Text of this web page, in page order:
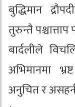
बुद्धिमान
तुरुन्तै
बार्दलीले
अभिमानमा
अनुचित र